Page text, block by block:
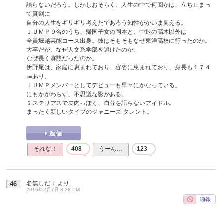
語らないだろう。しかしおそらく、人生の中で何回かは、立ち止まっ
て真剣に
自分の人生をギリギリ考えたであろう知性がかいま見える。
ＪＵＭＰ９名のうち、帰国子女の岡本と、中退の高木以外は
全員堀越芸能コース出身。彼はそもそもなぜ東洋高校に行ったのか。
大卒だが、なぜ人文系学部を避けたのか。
なぜ長く寡黙だったのか。
伊野尾は、家庭に恵まれており、容姿に恵まれており、身長も１７４
㎝あり、
ＪＵＭＰメンバーとしてデビューも早々にかなっている。
にもかかわらず、不思議な影がある。
ミステリアスで皮肉っぽく、自分を語らないアイドル。
まったく新しいタイプのジャニーズ タレント。
それな！ 408 うーん… 123
46 名無しだＪ より
2016年2月7日 8:28 PM